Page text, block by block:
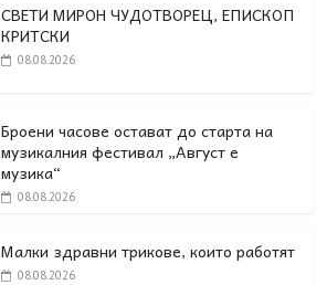
СВЕТИ МИРОН ЧУДОТВОРЕЦ, ЕПИСКОП
КРИТСКИ
08.08.2026
Броени часове остават до старта на
музикалния фестивал „Август е
музика“
08.08.2026
Малки здравни трикове, които работят
08.08.2026